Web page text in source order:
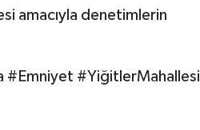
amacıyla denetimlerin
#Emniyet #YiğitlerMahallesi